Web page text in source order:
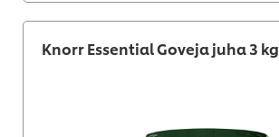
Knorr Essential Goveja juha 3 kg